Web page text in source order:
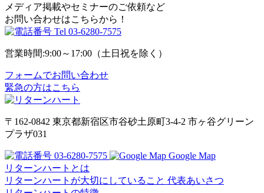
メディア掲載やセミナーのご依頼など
お問い合わせはこちらから！
Tel 03-6280-7575
営業時間:9:00～17:00（土日祝を除く）
フォームでお問い合わせ
緊急の方はこちら
〒162-0842 東京都新宿区市谷砂土原町3-4-2 市ヶ谷グリーン
プラザ031
03-6280-7575
Google Map
リターンハートとは
リターンハートが大切にしていること 代表あいさつ